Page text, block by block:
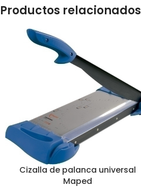
Productos relacionados
Cizalla de palanca universal
Maped